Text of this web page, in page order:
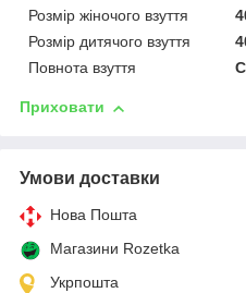
Розмір жіночого взуття
Розмір дитячого взуття
Повнота взуття
Приховати
Умови доставки
Нова Пошта
Магазини Rozetka
Укрпошта